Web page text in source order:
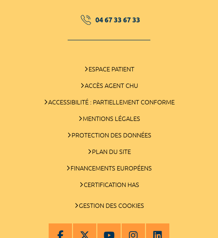
04 67 33 67 33
ESPACE PATIENT
ACCÈS AGENT CHU
ACCESSIBILITÉ : PARTIELLEMENT CONFORME
MENTIONS LÉGALES
PROTECTION DES DONNÉES
PLAN DU SITE
FINANCEMENTS EUROPÉENS
CERTIFICATION HAS
GESTION DES COOKIES